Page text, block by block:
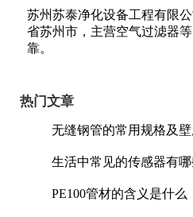
苏州苏泰净化设备工程有限
省苏州市，主营空气过滤器
靠。
热门文章
无缝钢管的常用规格及
生活中常见的传感器有
PE100管材的含义是什么